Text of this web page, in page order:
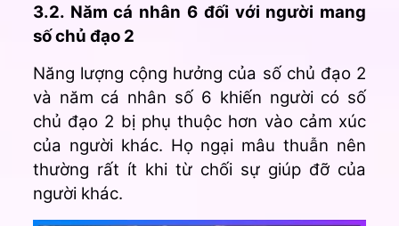
3.2. Năm cá nhân 6 đối với người mang
số chủ đạo 2
Năng lượng cộng hưởng của số chủ đạo 2
và năm cá nhân số 6 khiến người có số
chủ đạo 2 bị phụ thuộc hơn vào cảm xúc
của người khác. Họ ngại mâu thuẫn nên
thường rất ít khi từ chối sự giúp đỡ của
người khác.